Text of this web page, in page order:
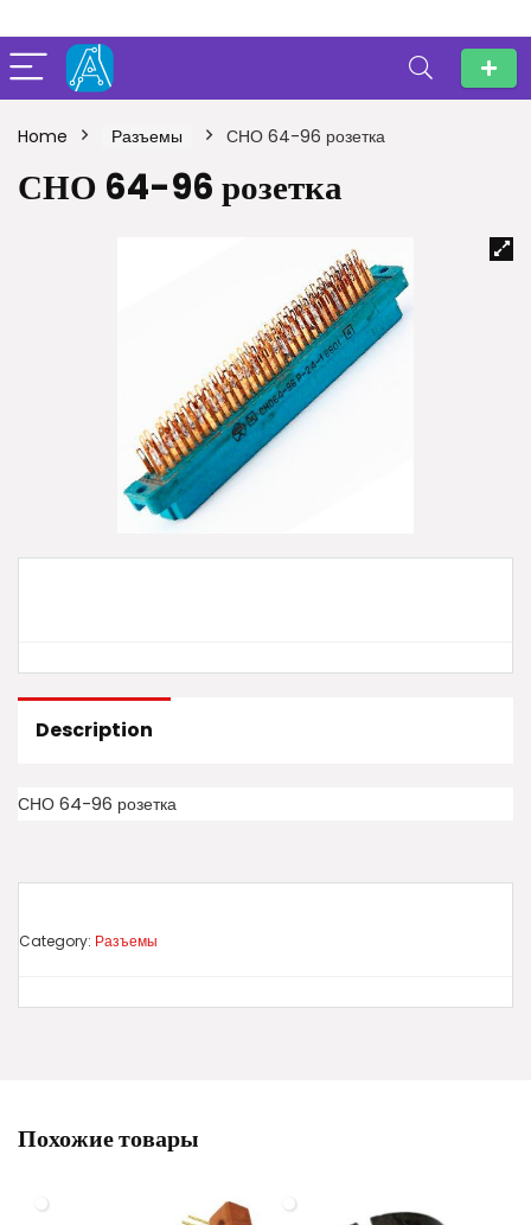
Home Разъемы СНО 64-96 розетка
СНО 64-96 розетка
Description
СНО 64-96 розетка
Category: Разъемы
Похожие товары